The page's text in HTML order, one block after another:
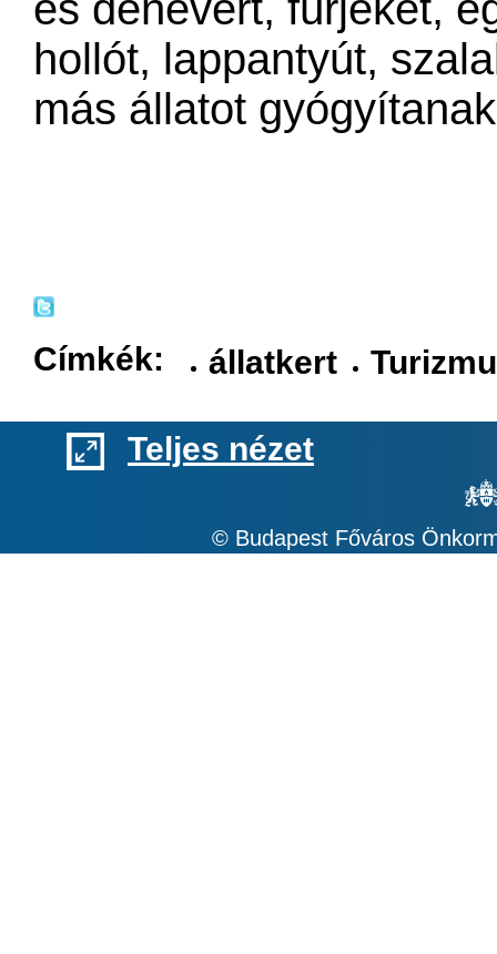
hollót, lappantyút,
más állatot
Címkék: állatkert
Teljes nézet
© Budapest Főváros